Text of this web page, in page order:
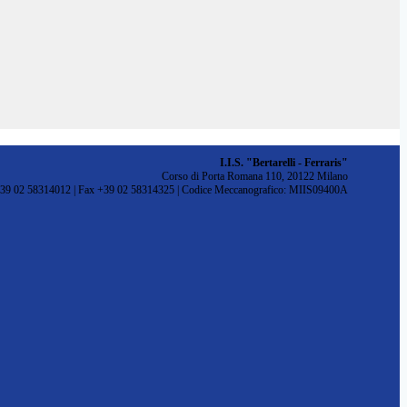
I.I.S. "Bertarelli - Ferraris"
Corso di Porta Romana 110, 20122 Milano
02 58314012 | Fax +39 02 58314325 | Codice Meccanografico: MIIS09400A